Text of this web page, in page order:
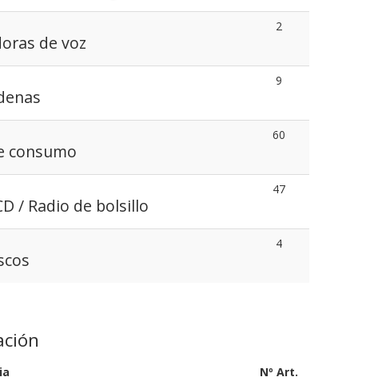
de voz
2
9
consumo
60
/ Radio de bolsillo
47
4
Nº Art.